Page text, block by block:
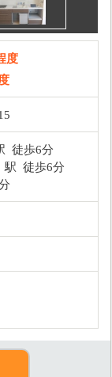
度
徒歩6分
駅 徒歩6分